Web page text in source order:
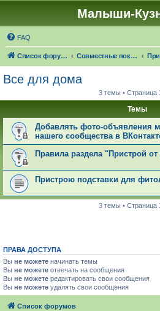
Малыши-
FAQ
Список форумов Совместные покупки "Малыши-Кузнечики"
Все для дома
3 темы • Страница
Темы
Добавлять фото-объявления
нашего сообщества в
Правила раздела "Пристрой от
Пристрою подставки для
3 темы • Страница
ПРАВА ДОСТУПА
Вы не можете начинать темы
Вы не можете отвечать на сообщения
Вы не можете редактировать свои сообщения
Вы не можете удалять свои сообщения
Список форумов